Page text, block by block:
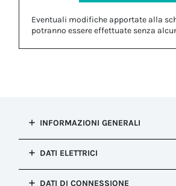
Eventuali modifiche apportate alla
potranno essere effettuate senza
INFORMAZIONI GENERALI
installazione
Connessione fissa (re-ispezionabile)
DATI ELETTRICI
DATI DI CONNESSIONE